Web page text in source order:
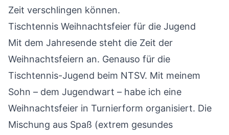
Zeit verschlingen können.
Tischtennis Weihnachtsfeier für die Jugend
Mit dem Jahresende steht die Zeit der
Weihnachtsfeiern an. Genauso für die
Tischtennis-Jugend beim NTSV. Mit meinem
Sohn – dem Jugendwart – habe ich eine
Weihnachtsfeier in Turnierform organisiert. Die
Mischung aus Spaß (extrem gesundes